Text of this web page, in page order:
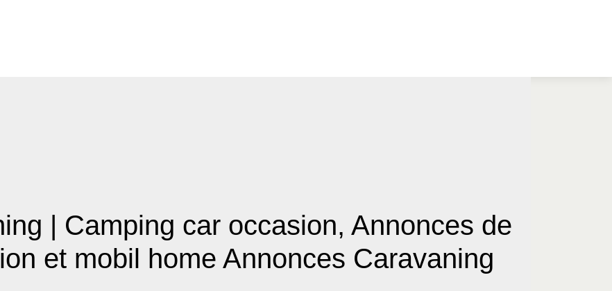
| Camping car occasion, Annonces de
et mobil home Annonces Caravaning